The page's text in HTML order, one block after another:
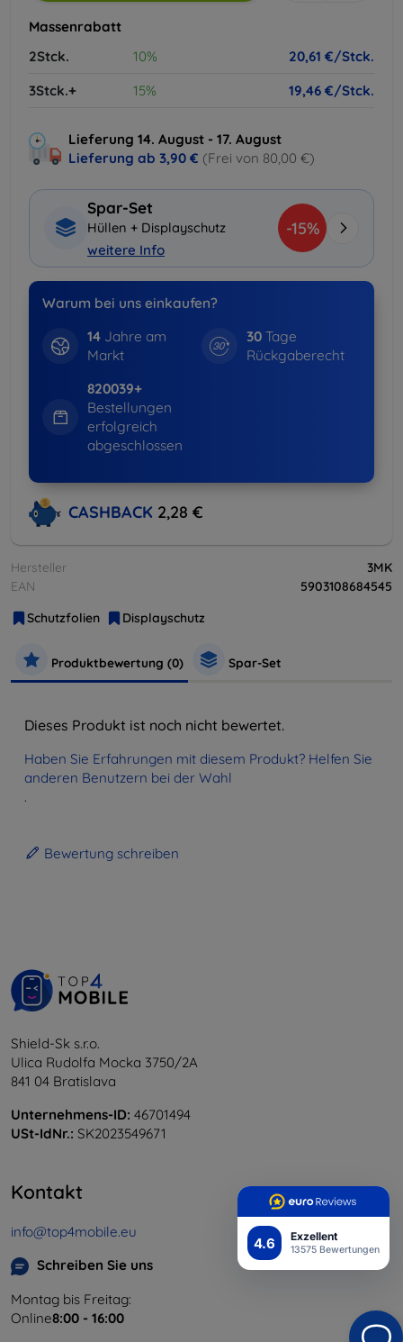
4.6 Exzellent
13575 Bewertungen
Massenrabatt
2Stck.
10%
20,61 €/Stck.
3Stck.+
15% 19,46 €/Stck.
Lieferung 14. August - 17. August
Lieferung ab 3,90 € (Frei von 80,00 €)
Spar-Set
Hüllen + Displayschutz
weitere Info
-15%
Warum bei uns einkaufen?
14Jahre am
Markt
30 Tage
Rückgaberecht
820039+
Bestellungen
erfolgreich
abgeschlossen
CASHBACK 2,28 €
Hersteller
3MK
EAN
5903108684545
Schutzfolien
Displayschutz
Produktbewertung (0) Spar-Set
Dieses Produkt ist noch nicht bewertet.
Haben Sie Erfahrungen mit diesem Produkt? Helfen Sie
anderen Benutzern bei der Wahl
.
Bewertung schreiben
Shield-Sk s.r.o.
Ulica Rudolfa Mocka 3750/2A
841 04 Bratislava
Unternehmens-ID: 46701494
USt-IdNr.: SK2023549671
Kontakt
info@top4mobile.eu
Schreiben Sie uns
Montag bis Freitag:
Online8:00 - 16:00